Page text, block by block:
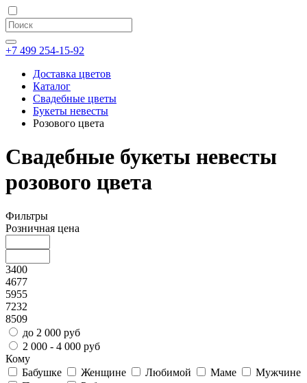
+7 499 254-15-92
Доставка цветов
Каталог
Свадебные цветы
Букеты невесты
Розового цвета
Свадебные букеты невесты
розового цвета
Фильтры
Розничная цена
3400
4677
5955
7232
8509
до 2 000 руб
2 000 - 4 000 руб
Кому
Бабушке
Женщине Любимой Маме
Мужчине